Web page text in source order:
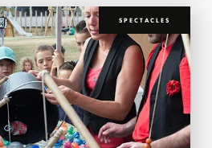
SPECTACLES